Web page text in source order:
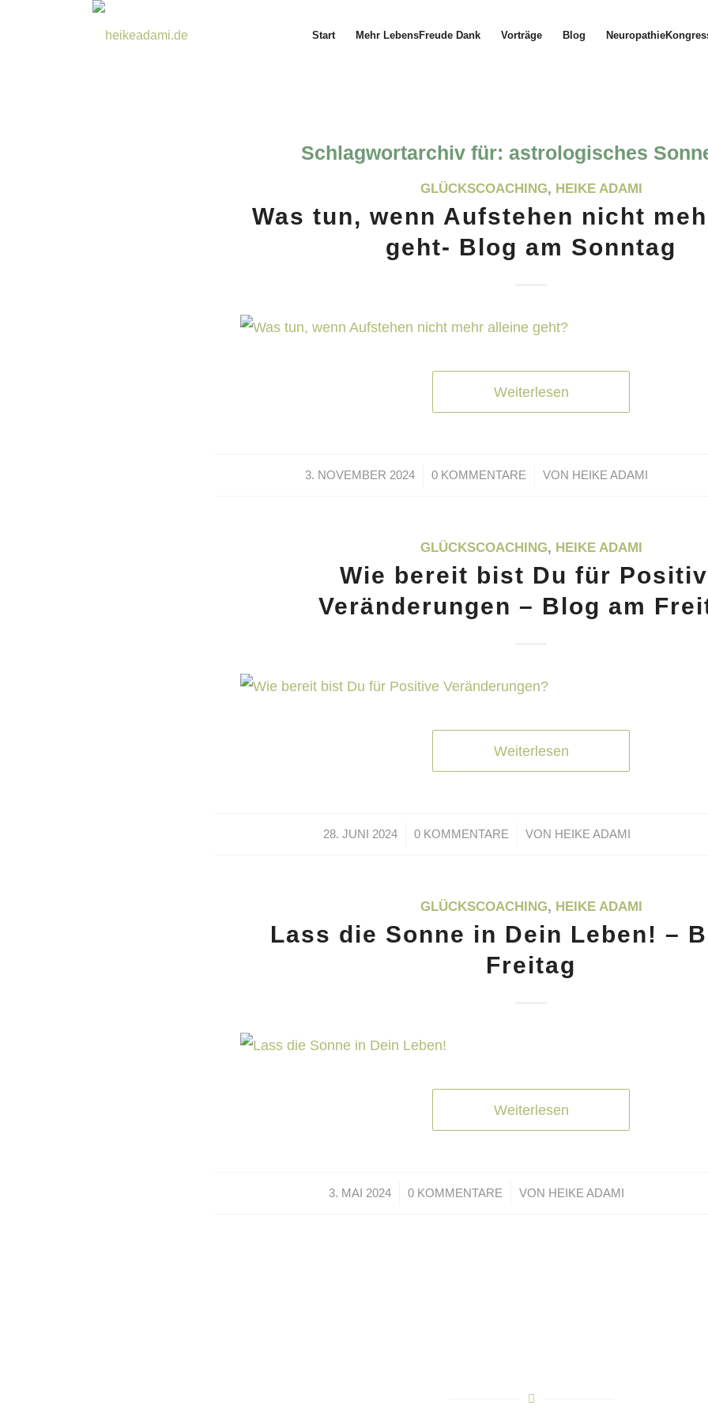
Start Mehr LebensFreude Dank Vorträge Blog
Schlagwortarchiv für: astrologisches
GLÜCKSCOACHING, HEIKE ADAMI
Was tun, wenn Aufstehen nicht
geht- Blog am Sonntag
Weiterlesen
3. NOVEMBER 2024
/ 0 KOMMENTARE
/ VON HEIKE ADAMI
GLÜCKSCOACHING, HEIKE ADAMI
Wie bereit bist Du für
Veränderungen – Blog am
Weiterlesen
28. JUNI 2024
/ 0 KOMMENTARE
/ VON HEIKE ADAMI
GLÜCKSCOACHING, HEIKE ADAMI
Lass die Sonne in Dein Leben! –
Freitag
Weiterlesen
3. MAI 2024
/ 0 KOMMENTARE
/ VON HEIKE ADAMI